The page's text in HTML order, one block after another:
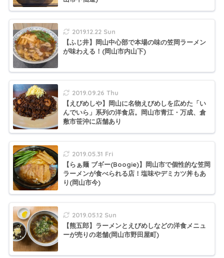
2019.12.22 Sun
【ふじ井】岡山中心部で本場の味の笠岡ラーメン
が味わえる！(岡山市内山下)
2019.09.26 Thu
【えびめしや】岡山に名物えびめしを広めた「い
んでいら」系列の洋食店。岡山市青江・万成、倉
敷市笹沖に店舗あり
2019.05.31 Fri
【らぁ麺 ブギー(Boogie)】岡山市で個性的な笠岡
ラーメンが食べられる店！塩味やデミカツ丼もあ
り(岡山市今)
2019.05.12 Sun
【熊五郎】ラーメンとえびめしなどの洋食メニュ
ーが売りの老舗(岡山市野田屋町)